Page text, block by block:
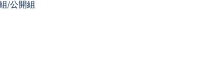
/公開組